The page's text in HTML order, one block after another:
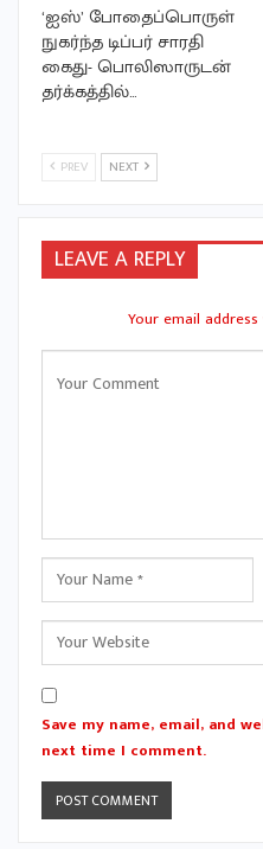
‘ஐஸ்’ போதைப்பொருள்
நுகர்ந்த டிப்பர் சாரதி
கைது- பொலிஸாருடன்
தர்க்கத்தில்…
PREV NEXT
LEAVE A REPLY
Your email
Save my name, email, and
next time I comment.